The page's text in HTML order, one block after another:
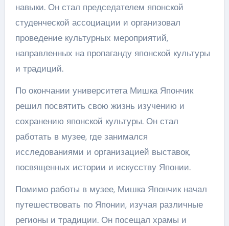
навыки. Он стал председателем японской
студенческой ассоциации и организовал
проведение культурных мероприятий,
направленных на пропаганду японской культуры
и традиций.
По окончании университета Мишка Япончик
решил посвятить свою жизнь изучению и
сохранению японской культуры. Он стал
работать в музее, где занимался
исследованиями и организацией выставок,
посвященных истории и искусству Японии.
Помимо работы в музее, Мишка Япончик начал
путешествовать по Японии, изучая различные
регионы и традиции. Он посещал храмы и